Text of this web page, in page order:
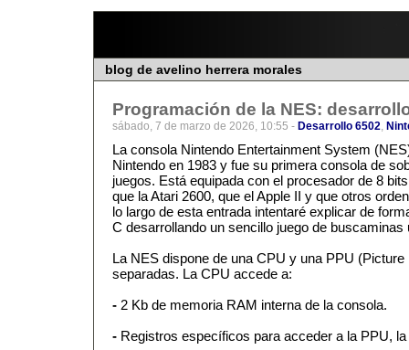
blog de avelino herrera morales
Programación de la NES:
sábado, 7 de marzo de 2026, 10:55 - Desarrollo 6502,
La consola Nintendo Entertainment System
Nintendo en 1983 y fue su primera consola de
juegos. Está equipada con el procesador de 8
que la Atari 2600, que el Apple II y que otros
lo largo de esta entrada intentaré explicar de
C desarrollando un sencillo juego de
La NES dispone de una CPU y una PPU
separadas. La CPU accede a:
- 2 Kb de memoria RAM interna de la consola.
- Registros específicos para acceder a la PPU,